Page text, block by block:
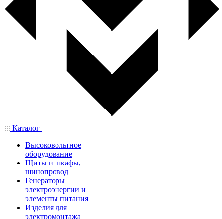
Каталог
Высоковольтное
оборудование
Щиты и шкафы,
шинопровод
Генераторы
электроэнергии и
элементы питания
Изделия для
электромонтажа